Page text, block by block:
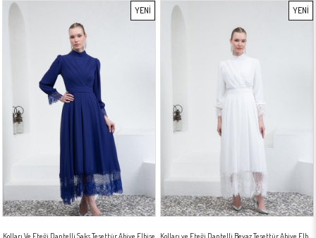
Kolları Ve Eteği Dantelli Saks Tesettür Abiye Elbise
YENI
YENI